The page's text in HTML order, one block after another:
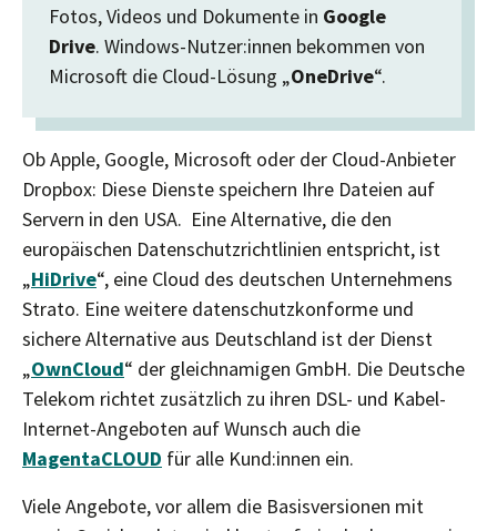
Fotos, Videos und Dokumente in Google
Drive. Windows-Nutzer:innen bekommen von
Microsoft die Cloud-Lösung „OneDrive“.
Ob Apple, Google, Microsoft oder der Cloud-Anbieter
Dropbox: Diese Dienste speichern Ihre Dateien auf
Servern in den USA. Eine Alternative, die den
europäischen Datenschutzrichtlinien entspricht, ist
„HiDrive“, eine Cloud des deutschen Unternehmens
Strato. Eine weitere datenschutzkonforme und
sichere Alternative aus Deutschland ist der Dienst
„OwnCloud“ der gleichnamigen GmbH. Die Deutsche
Telekom richtet zusätzlich zu ihren DSL- und Kabel-
Internet-Angeboten auf Wunsch auch die
MagentaCLOUD für alle Kund:innen ein.
Viele Angebote, vor allem die Basisversionen mit